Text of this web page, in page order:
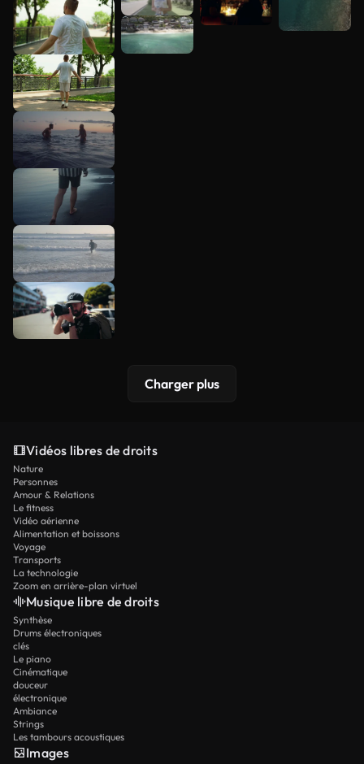
Charger plus
Vidéos libres de droits
Nature
Personnes
Amour & Relations
Le fitness
Vidéo aérienne
Alimentation et boissons
Voyage
Transports
La technologie
Zoom en arrière-plan virtuel
Musique libre de droits
Synthèse
Drums électroniques
clés
Le piano
Cinématique
douceur
électronique
Ambiance
Strings
Les tambours acoustiques
Images